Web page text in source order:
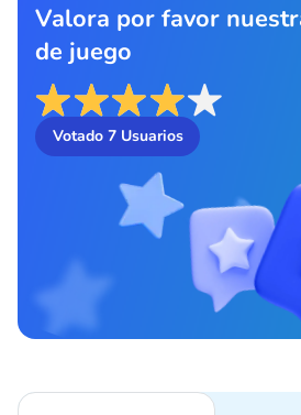
Valora por favor
de juego
Votado 7Usuarios